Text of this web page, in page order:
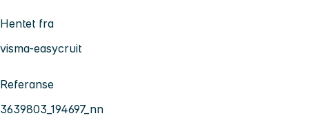
Hentet fra
visma-easycruit
Referanse
3639803_194697_nn